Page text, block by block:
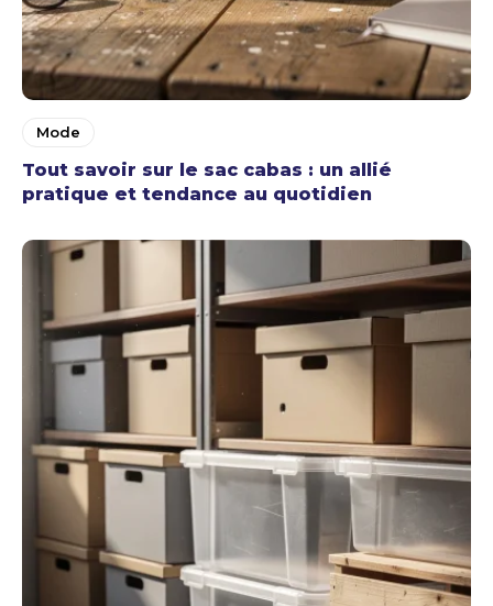
Mode
Tout savoir sur le sac cabas : un allié
pratique et tendance au quotidien